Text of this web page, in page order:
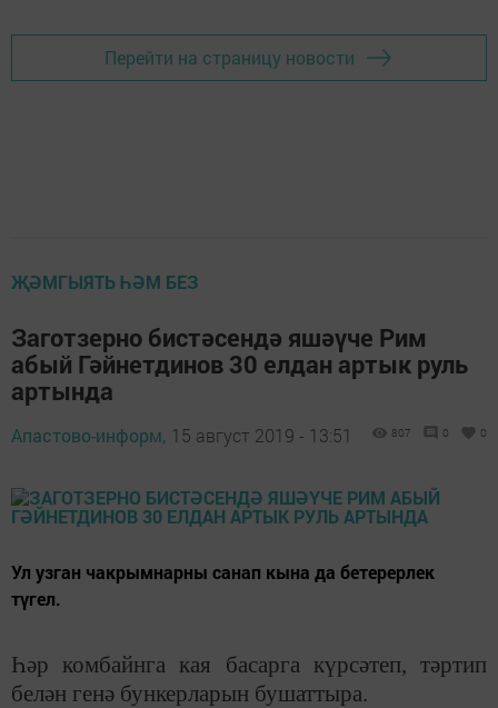
Перейти на страницу новости
ҖӘМГЫЯТЬ ҺӘМ БЕЗ
Заготзерно бистәсендә яшәүче Рим
абый Гәйнетдинов 30 елдан артык руль
артында
Апастово-информ, 15 август 2019 - 13:51 807 0 0
Ул узган чакрымнарны санап кына да бетерерлек
түгел.
Һәр комбайнга кая басарга күрсәтеп, тәртип
белән генә бункерларын бушаттыра.